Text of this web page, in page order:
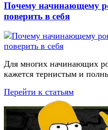
Почему начинающему
поверить в себя
Для многих начинающих
кажется тернистым и
Перейти к статьям